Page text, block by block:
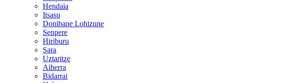
Hendaia
Itsasu
Donibane Lohizune
Senpere
Hiriburu
Sara
Uztaritze
Aiherra
Bidarrai